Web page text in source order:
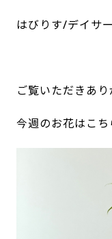
はびりす/デイサ
ご覧いただきあり
今週のお花はこち